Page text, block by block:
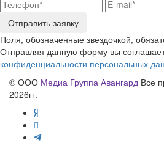
Отправить заявку
Поля, обозначенные звездочкой,
Отправляя данную форму вы
конфиденциальности персональных
© ООО Медиа Группа Авангард Все
2026гг.